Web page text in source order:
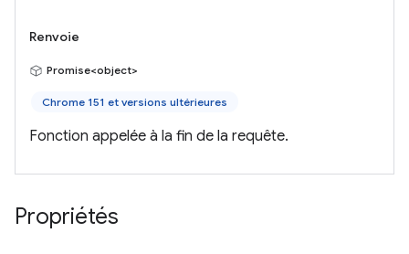
Renvoie
Promise<object>
Chrome 151 et versions ultérieures
Fonction appelée à la fin de la requête.
Propriétés